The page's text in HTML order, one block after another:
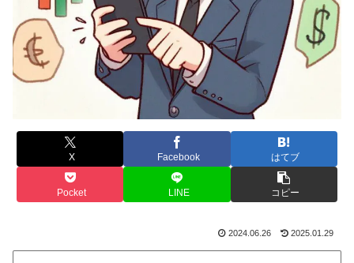
X Facebook はてブ
Pocket LINE コピー
2024.06.26 2025.01.29